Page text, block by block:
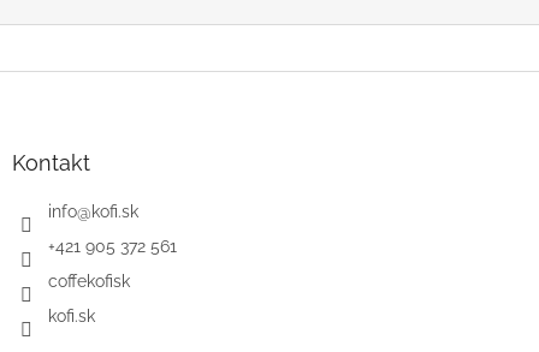
Kontakt
info@kofi.sk
+421 905 372 561
coffekofisk
kofi.sk